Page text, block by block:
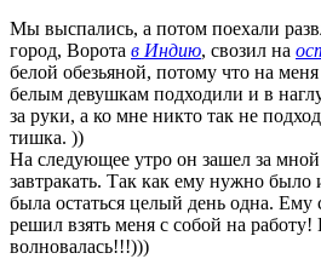
Мы выспались, а потом поехали
город, Ворота в Индию, свозил на
белой обезьяной, потому что на
белым девушкам подходили и в
за руки, а ко мне никто так не
тишка. ))
На следующее утро он зашел за
завтракать. Так как ему нужно было
была остаться целый день одна. Ему
решил взять меня с собой на работу!
волновалась!!!)))